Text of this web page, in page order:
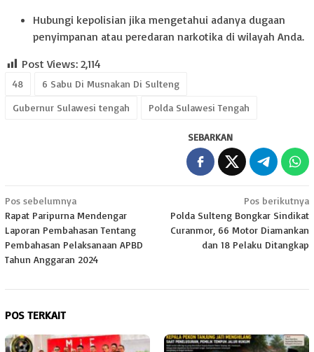
Hubungi kepolisian jika mengetahui adanya dugaan
penyimpanan atau peredaran narkotika di wilayah Anda.
Post Views: 2,114
48
6 Sabu Di Musnakan Di Sulteng
Gubernur Sulawesi tengah
Polda Sulawesi Tengah
SEBARKAN
Navigasi
pos
Pos sebelumnya
Rapat Paripurna Mendengar
Laporan Pembahasan Tentang
Pembahasan Pelaksanaan APBD
Tahun Anggaran 2024
Pos berikutnya
Polda Sulteng Bongkar Sindikat
Curanmor, 66 Motor Diamankan
dan 18 Pelaku Ditangkap
POS TERKAIT